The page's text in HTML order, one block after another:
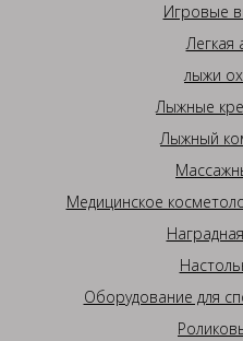
Игровые
Легкая
лыжи
Лыжные
Лыжный
Медицинское
Оборудование для